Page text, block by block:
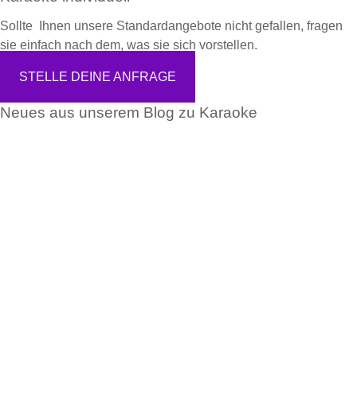
Sollte Ihnen unsere Standardangebote nicht gefallen, fragen
sie einfach nach dem, was sie sich vorstellen.
STELLE DEINE ANFRAGE
Neues aus unserem Blog zu Karaoke